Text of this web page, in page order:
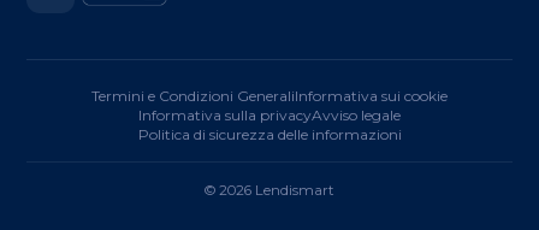
© 2026 Lendismart
Termini e Condizioni GeneraliInformativa sui cookie
Informativa sulla privacyAvviso legale
Politica di sicurezza delle informazioni